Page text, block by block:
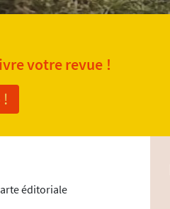
votre revue !
éditoriale